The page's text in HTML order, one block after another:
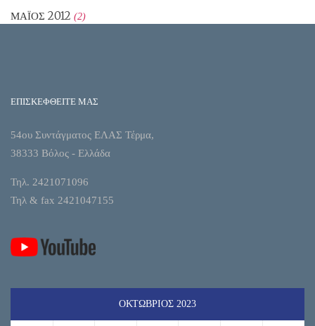
ΜΆΙΟΣ 2012 (2)
ΕΠΙΣΚΕΦΘΕΙΤΕ ΜΑΣ
54ου Συντάγματος ΕΛΑΣ Τέρμα,
38333 Βόλος - Ελλάδα
Τηλ. 2421071096
Τηλ & fax 2421047155
ΟΚΤΏΒΡΙΟΣ 2023